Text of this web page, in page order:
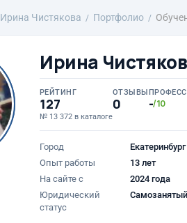
Ирина Чистякова Портфолио
Ирина
РЕЙТИНГ
127
№ 13 372 в каталоге
ОТЗЫВЫ
0 -/10
Город
Екатеринбург
Опыт работы
13 лет
На сайте с
2024 года
Юридический
статус
Самозанятый